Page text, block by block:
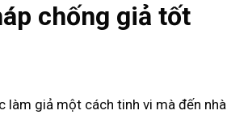
chống giả tốt
giả một cách tinh vi mà đến nhà